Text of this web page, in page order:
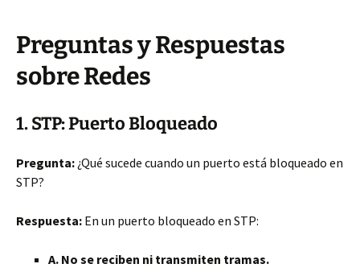
Preguntas y Respuestas
sobre Redes
1. STP: Puerto Bloqueado
Pregunta: ¿Qué sucede cuando un puerto está bloqueado en
STP?
Respuesta: En un puerto bloqueado en STP:
A. No se reciben ni transmiten tramas.